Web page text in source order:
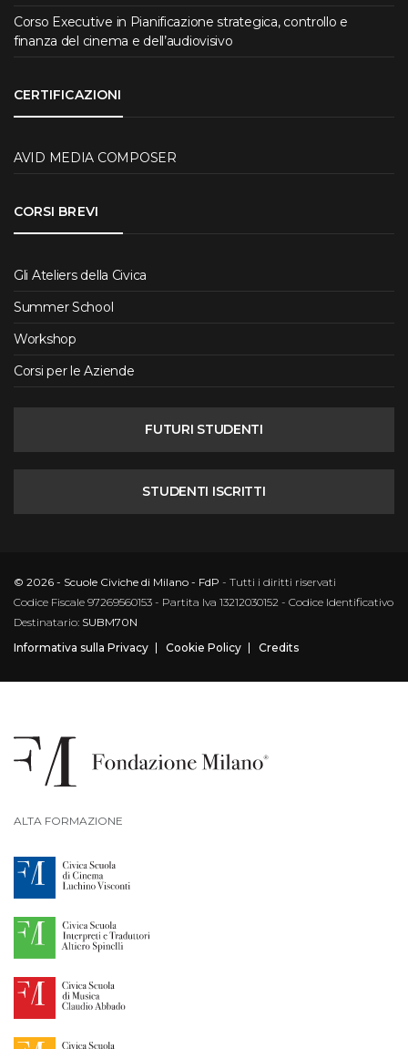
Corso Executive in Pianificazione strategica, controllo e
finanza del cinema e dell’audiovisivo
CERTIFICAZIONI
AVID MEDIA COMPOSER
CORSI BREVI
Gli Ateliers della Civica
Summer School
Workshop
Corsi per le Aziende
FUTURI STUDENTI
STUDENTI ISCRITTI
© 2026 - Scuole Civiche di Milano - FdP - Tutti i diritti riservati
Codice Fiscale 97269560153 - Partita Iva 13212030152 - Codice Identificativo
Destinatario: SUBM70N
Informativa sulla Privacy
Cookie Policy Credits
ALTA FORMAZIONE